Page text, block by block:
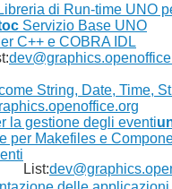
Libreria di Run-time UNO
Servizio Base UNO
C++ e COBRA IDL
String, Date, Time,
la gestione degli eventi
per Makefiles e
List: